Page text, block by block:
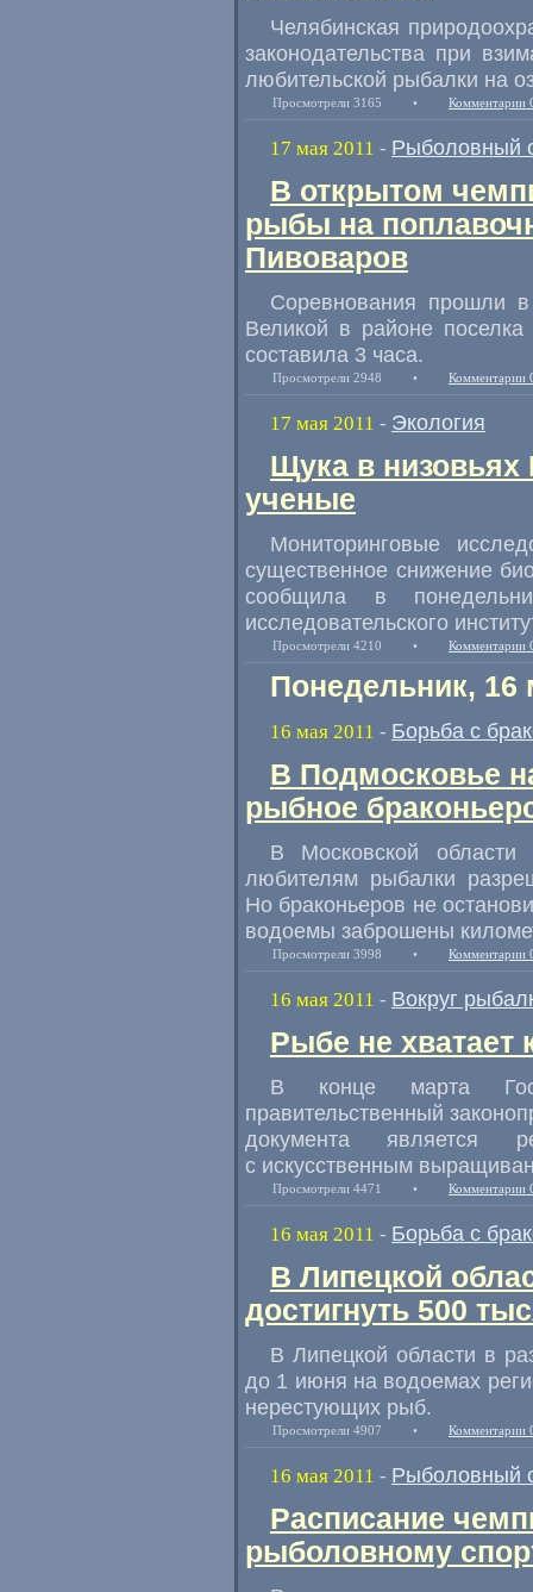
Челябинская
законодательства при
любительской рыбалки на
Просмотрели 3165 • Комментарии
17 мая 2011 - Рыболовный
В открытом
рыбы на
Пивоваров
Соревнования прошли
Великой в районе
составила 3 часа.
Просмотрели 2948 • Комментарии
17 мая 2011 - Экология
Щука в низовьях
ученые
Мониторинговые
существенное снижение
сообщила в
исследовательского
Просмотрели 4210 • Комментарии
Понедельник, 16
16 мая 2011 - Борьба с
В Подмосковье
рыбное
В Московской
любителям рыбалки
Но браконьеров не
водоемы заброшены
Просмотрели 3998 • Комментарии
16 мая 2011 - Вокруг
Рыбе не хватает
В конце марта
правительственный
документа является
с искусственным
Просмотрели 4471 • Комментарии
16 мая 2011 - Борьба с
В Липецкой
достигнуть 500
В Липецкой области в
до 1 июня на водоемах
нерестующих рыб.
Просмотрели 4907 • Комментарии
16 мая 2011 - Рыболовный
Расписание
рыболовному